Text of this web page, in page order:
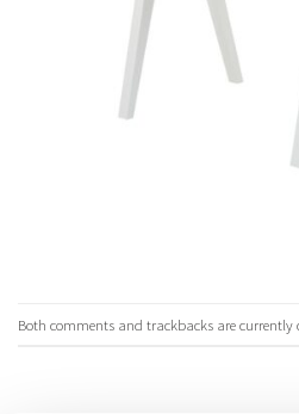
Both comments and trackbacks are currently